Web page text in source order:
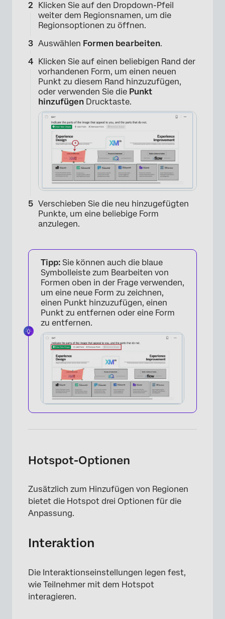
×
Klicken Sie auf den Dropdown-Pfeil
weiter dem Regionsnamen, um die
Regionsoptionen zu öffnen.
Auswählen Formen bearbeiten.
Klicken Sie auf einen beliebigen Rand der
vorhandenen Form, um einen neuen
Punkt zu diesem Rand hinzuzufügen,
oder verwenden Sie die Punkt
hinzufügen Drucktaste.
×
Verschieben Sie die neu hinzugefügten
Punkte, um eine beliebige Form
anzulegen.
Tipp: Sie können auch die blaue
Symbolleiste zum Bearbeiten von
Formen oben in der Frage verwenden,
um eine neue Form zu zeichnen,
einen Punkt hinzuzufügen, einen
Punkt zu entfernen oder eine Form
zu entfernen.
Hotspot-Optionen
Zusätzlich zum Hinzufügen von Regionen
bietet die Hotspot drei Optionen für die
Anpassung.
Interaktion
Die Interaktionseinstellungen legen fest,
wie Teilnehmer mit dem Hotspot
interagieren.